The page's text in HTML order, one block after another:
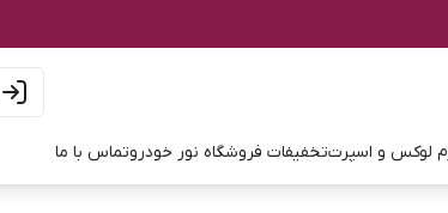
لوکس و اسپرتتخفیفات فروشگاه نور خودروتماس با ما